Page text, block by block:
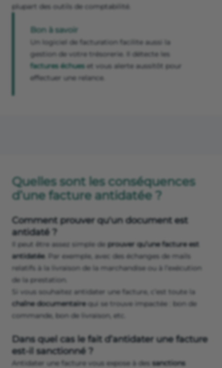
plupart des outils de comptabilité.
Bon à savoir
Un logiciel de facturation facilite aussi la
gestion de votre trésorerie. Il détecte les
factures échues et vous alerte aussitôt pour
effectuer une relance.
Quelles sont les conséquences
d’une facture antidatée ?
Comment prouver qu'un document est
antidaté ?
Il peut être assez simple de prouver qu’une facture est
antidatée. Par exemple, avec des échanges de mails
relatifs à la livraison de la marchandise ou à l’exécution
de la prestation.
Si vous souhaitez antidater une facture, c’est toute la
chaîne documentairequi se trouve impactée : bon de
commande, bon de livraison, etc.
Dans quel cas le fait d’antidater une facture
est-il sanctionné ?
Antidater une facture vous expose à des sanctions